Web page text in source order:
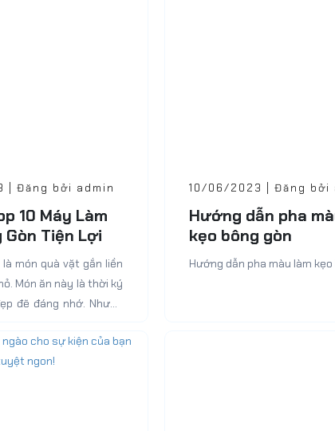
| Đăng bởi admin
10 Máy Làm
Gòn Tiện Lợi
là món quà vặt gắn liền
Món ăn này là thời ký
đẽ đáng nhớ. Nhưng
10/06/2023 | Đăng bởi
Hướng dẫn pha
kẹo bông gòn
Hướng dẫn pha màu làm